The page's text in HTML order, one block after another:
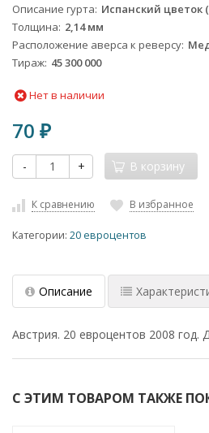
Описание гурта Испанский цветок
Толщина 2,14 мм
Расположение аверса к реверсу
Тираж 45 300 000
Нет в наличии
70 ₽
- + В корзину
К сравнению В избранное
Категории: 20 евроцентов
Описание
Австрия. 20 евроцентов 2008 год.
С ЭТИМ ТОВАРОМ ТАКЖЕ